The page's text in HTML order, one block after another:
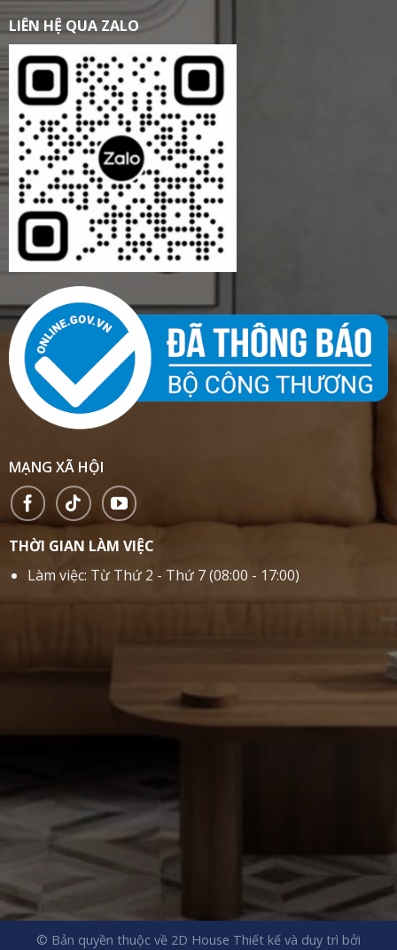
LIÊN HỆ QUA ZALO
MẠNG XÃ HỘI
THỜI GIAN LÀM VIỆC
Làm việc: Từ Thứ 2 - Thứ 7 (08:00 - 17:00)
© Bản quyền thuộc về 2D House Thiết kế và duy trì bởi